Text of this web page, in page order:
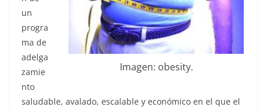
Imagen: obesity.
un
progra
ma de
adelga
zamie
nto
saludable, avalado, escalable y económico en el que el